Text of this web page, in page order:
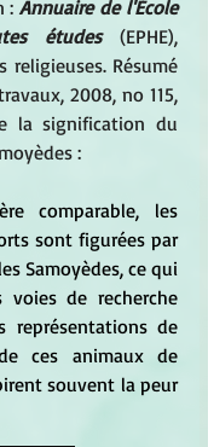
: Annuaire de l'École
études (EPHE),
religieuses. Résumé
2008, no 115,
la signification du
:
sont figurées par
Samoyèdes, ce qui
voies de recherche
représentations de
ces animaux de
souvent la peur